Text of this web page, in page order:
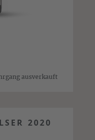
ausverkauft
2020